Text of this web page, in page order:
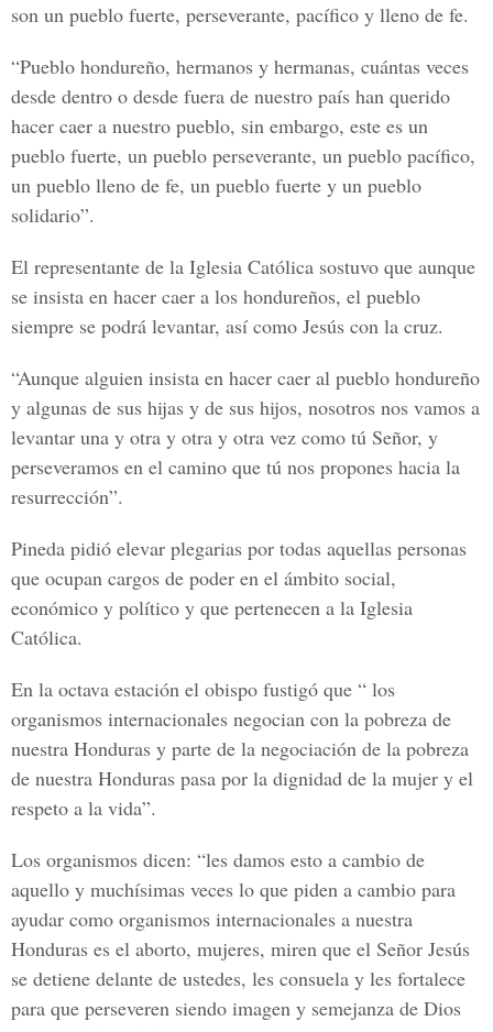
son un pueblo fuerte, perseverante, pacífico y lleno de fe.
“Pueblo hondureño, hermanos y hermanas, cuántas veces
desde dentro o desde fuera de nuestro país han querido
hacer caer a nuestro pueblo, sin embargo, este es un
pueblo fuerte, un pueblo perseverante, un pueblo pacífico,
un pueblo lleno de fe, un pueblo fuerte y un pueblo
solidario”.
El representante de la Iglesia Católica sostuvo que aunque
se insista en hacer caer a los hondureños, el pueblo
siempre se podrá levantar, así como Jesús con la cruz.
“Aunque alguien insista en hacer caer al pueblo hondureño
y algunas de sus hijas y de sus hijos, nosotros nos vamos a
levantar una y otra y otra y otra vez como tú Señor, y
perseveramos en el camino que tú nos propones hacia la
resurrección”.
Pineda pidió elevar plegarias por todas aquellas personas
que ocupan cargos de poder en el ámbito social,
económico y político y que pertenecen a la Iglesia
Católica.
En la octava estación el obispo fustigó que “ los
organismos internacionales negocian con la pobreza de
nuestra Honduras y parte de la negociación de la pobreza
de nuestra Honduras pasa por la dignidad de la mujer y el
respeto a la vida”.
Los organismos dicen: “les damos esto a cambio de
aquello y muchísimas veces lo que piden a cambio para
ayudar como organismos internacionales a nuestra
Honduras es el aborto, mujeres, miren que el Señor Jesús
se detiene delante de ustedes, les consuela y les fortalece
para que perseveren siendo imagen y semejanza de Dios